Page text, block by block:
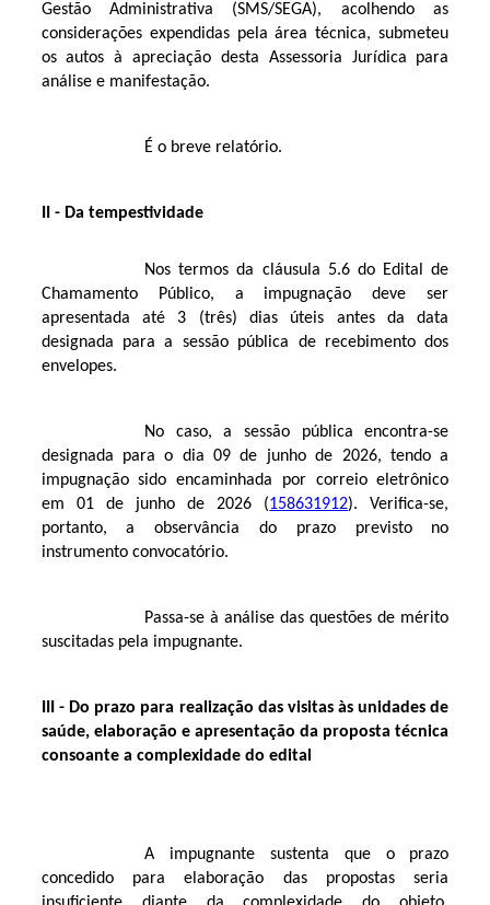
Gestão Administrativa (SMS/SEGA), acolhendo as
considerações expendidas pela área técnica, submeteu
os autos à apreciação desta Assessoria Jurídica para
análise e manifestação.
É o breve relatório.
II - Da tempestividade
Nos termos da cláusula 5.6 do Edital de
Chamamento Público, a impugnação deve ser
apresentada até 3 (três) dias úteis antes da data
designada para a sessão pública de recebimento dos
envelopes.
No caso, a sessão pública encontra-se
designada para o dia 09 de junho de 2026, tendo a
impugnação sido encaminhada por correio eletrônico
em 01 de junho de 2026 (158631912). Verifica-se,
portanto, a observância do prazo previsto no
instrumento convocatório.
Passa-se à análise das questões de mérito
suscitadas pela impugnante.
III - Do prazo para realização das visitas às unidades de
saúde, elaboração e apresentação da proposta técnica
consoante a complexidade do edital
A impugnante sustenta que o prazo
concedido para elaboração das propostas seria